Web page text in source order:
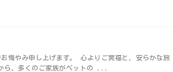
悔やみ申し上げます。 心よりご冥福と、安らかな旅
ら、多くのご家族がペットの ...